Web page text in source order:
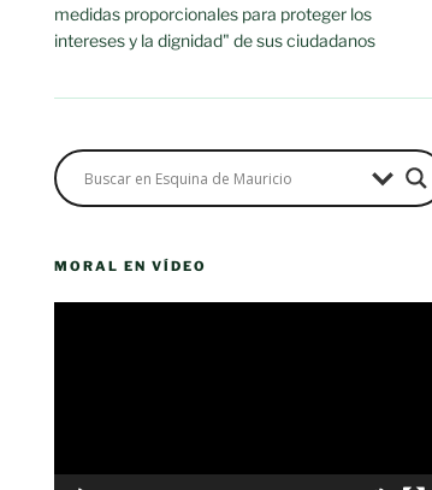
medidas proporcionales para proteger los
intereses y la dignidad" de sus ciudadanos
MORAL EN VÍDEO